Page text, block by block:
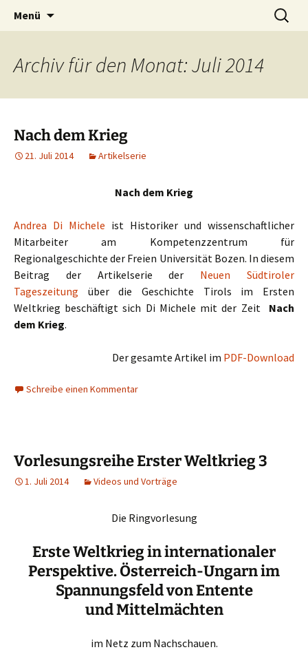
1914-2014
100 Jahre 1. Weltkrieg
Menü
Suchen
nach:
Archiv für den Monat: Juli 2014
Nach dem Krieg
21. Juli 2014 Artikelserie
Nach dem Krieg
Andrea Di Michele ist Historiker und wissenschaftlicher
Mitarbeiter am Kompetenzzentrum für
Regionalgeschichte der Freien Universität Bozen. In diesem
Beitrag der Artikelserie der Neuen Südtiroler
Tageszeitung über die Geschichte Tirols im Ersten
Weltkrieg beschäftigt sich Di Michele mit der Zeit Nach
dem Krieg.
Der gesamte Artikel im PDF-Download
Schreibe einen Kommentar
Vorlesungsreihe Erster Weltkrieg 3
1. Juli 2014 Videos und Vorträge
Die Ringvorlesung
Erste Weltkrieg in internationaler
Perspektive. Österreich-Ungarn im
Spannungsfeld von Entente
und Mittelmächten
im Netz zum Nachschauen.